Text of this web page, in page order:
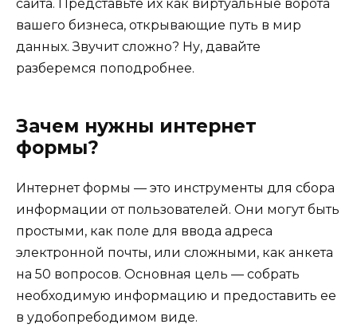
сайта. Представьте их как виртуальные ворота
вашего бизнеса, открывающие путь в мир
данных. Звучит сложно? Ну, давайте
разберемся поподробнее.
Зачем нужны интернет
формы?
Интернет формы — это инструменты для сбора
информации от пользователей. Они могут быть
простыми, как поле для ввода адреса
электронной почты, или сложными, как анкета
на 50 вопросов. Основная цель — собрать
необходимую информацию и предоставить ее
в удобопребодимом виде.